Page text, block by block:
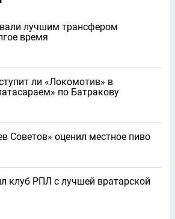
лучшим трансфером
время
ли «Локомотив» в
по Батракову
Советов» оценил местное пиво
клуб РПЛ с лучшей вратарской